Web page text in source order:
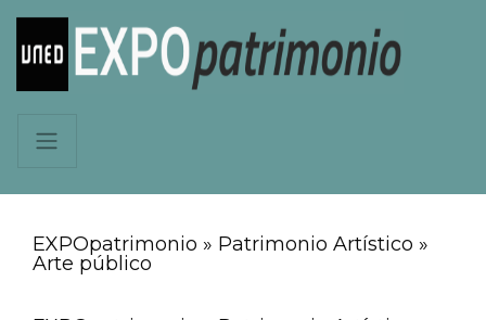
EXPOpatrimonio » Patrimonio Artístico »
Arte público